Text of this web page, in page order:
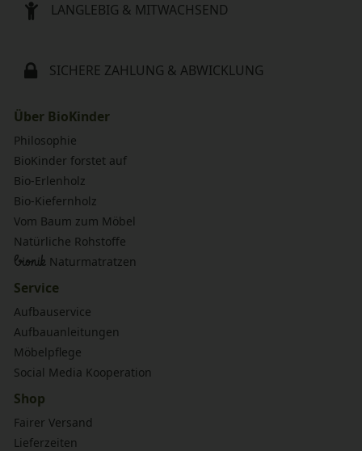
LANGLEBIG & MITWACHSEND
SICHERE ZAHLUNG & ABWICKLUNG
Über BioKinder
Philosophie
BioKinder forstet auf
Bio-Erlenholz
Bio-Kiefernholz
Vom Baum zum Möbel
Natürliche Rohstoffe
bionik Naturmatratzen
Service
Aufbauservice
Aufbauanleitungen
Möbelpflege
Social Media Kooperation
Shop
Fairer Versand
Lieferzeiten